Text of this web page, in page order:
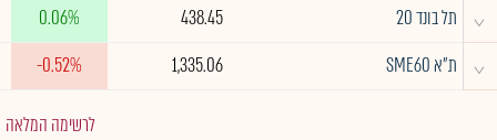
^ תל בונד 20 438.45
0.06%
^ ת"א SME60 1,335.06
-0.52%
לרשימה המלאה